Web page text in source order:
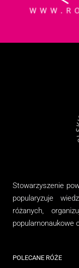
Stowarzyszenie
popularyzuje
różanych,
popularnonaukowe
POLECANE RÓŻE